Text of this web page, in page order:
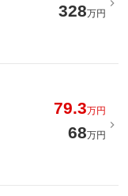
328万円
79.3万円
68万円